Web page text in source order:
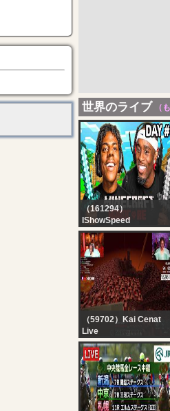
世界のライブ （
（161294）
IShowSpeed
MINECRAFT
HARDCORE ALL
BOSSES DAY 1
KaiCenat
（59702）Kai Cenat
Live
KAI X SPEED
MINECRAFT
MARATHON BEATING
ALL BOSSES
*HARDCORE* DAY 1
PART 1